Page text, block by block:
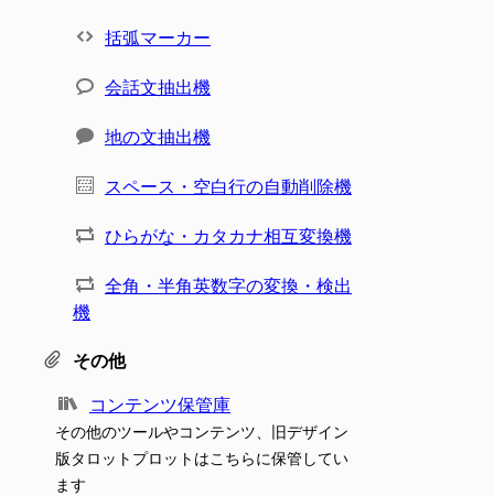
括弧マーカー
会話文抽出機
地の文抽出機
スペース・空白行の自動削除機
ひらがな・カタカナ相互変換機
全角・半角英数字の変換・検出
機
その他
コンテンツ保管庫
その他のツールやコンテンツ、旧デザイン
版タロットプロットはこちらに保管してい
ます